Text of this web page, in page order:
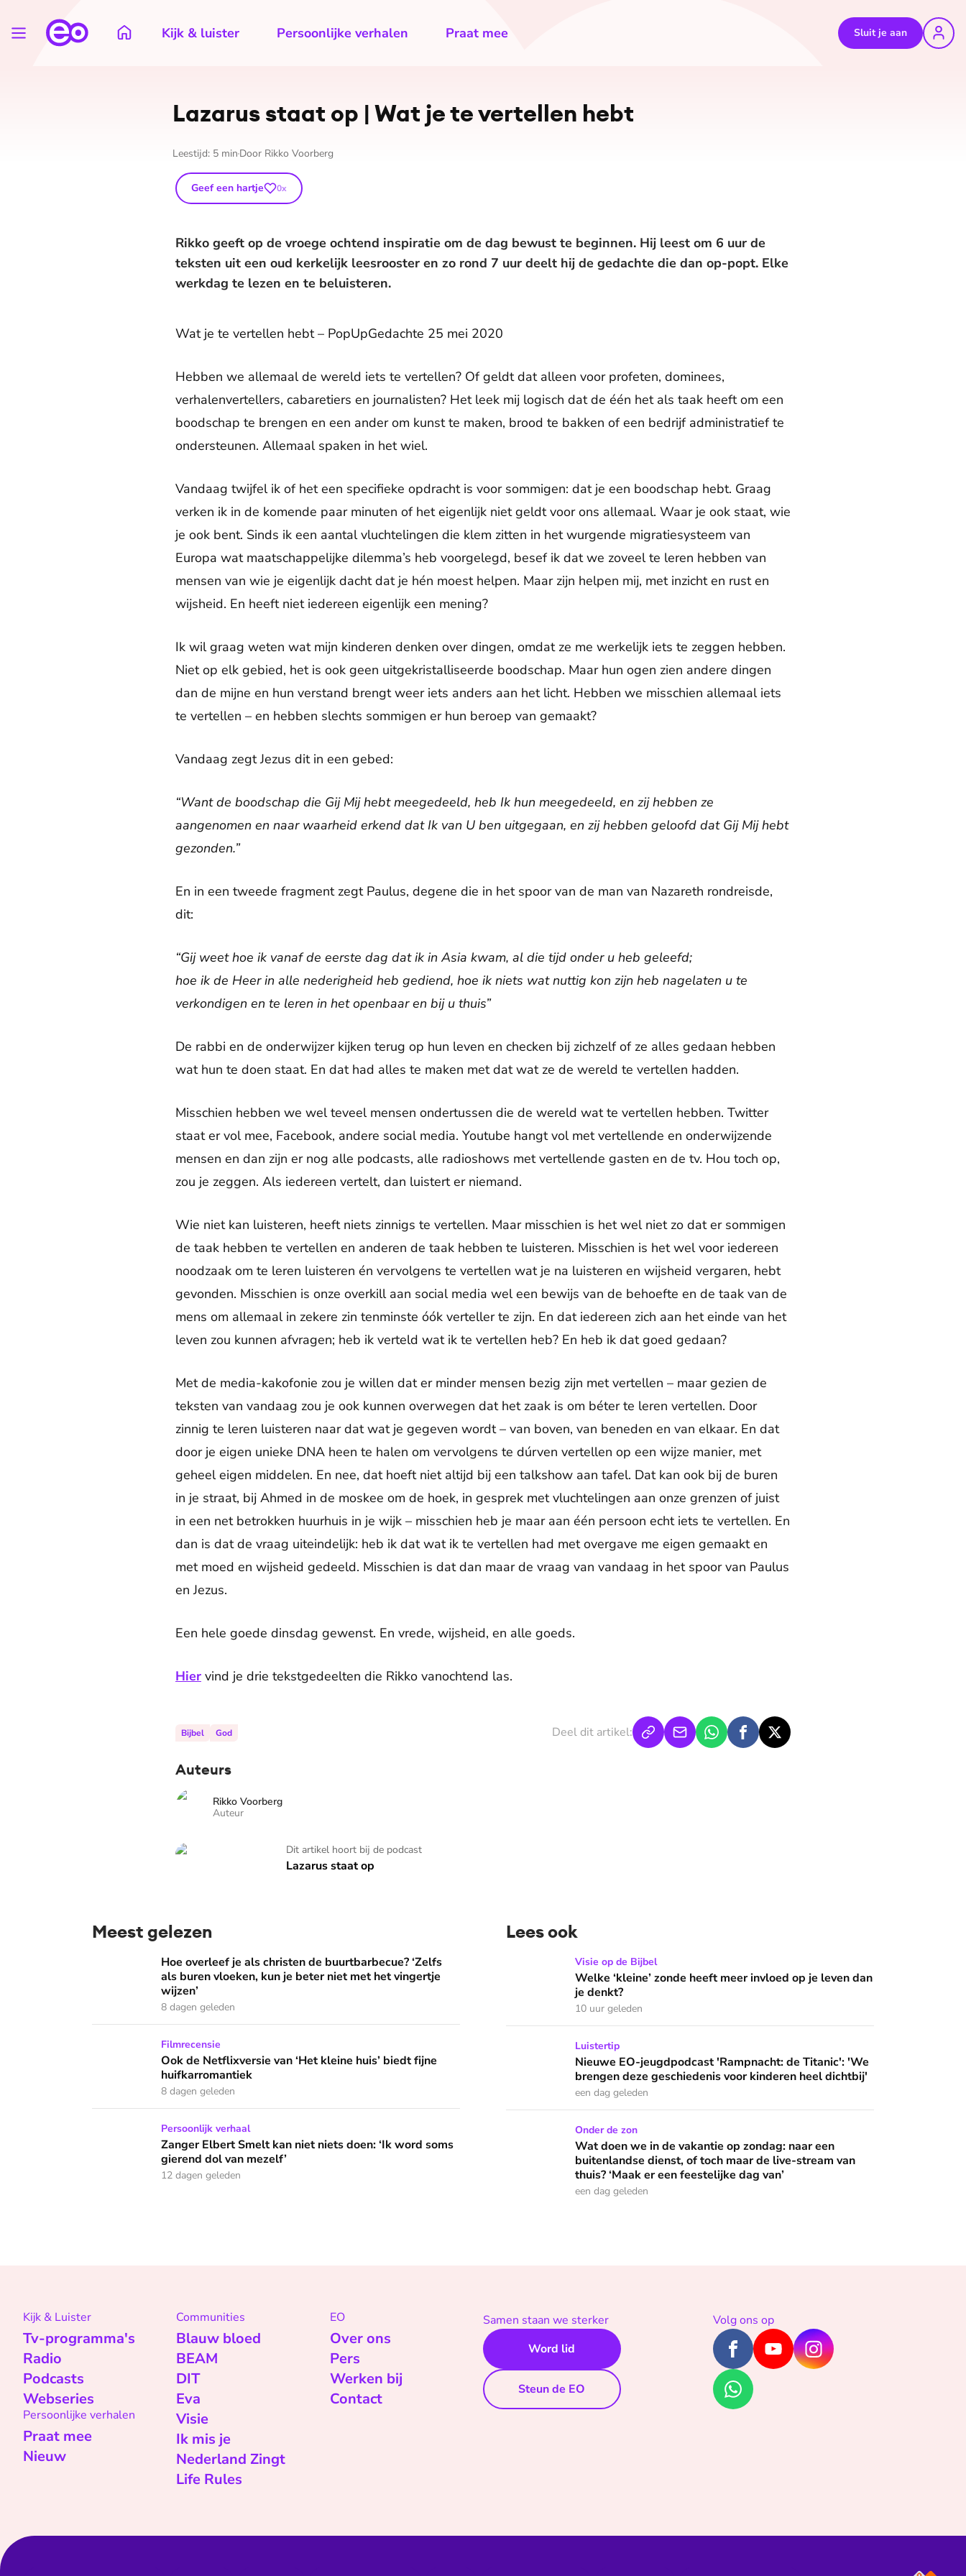
Kijk & luister Persoonlijke verhalen Praat mee Sluit je aan
Lazarus staat op | Wat je te vertellen hebt
Leestijd: 5 min Door Rikko Voorberg
Geef een hartje 0x
Rikko geeft op de vroege ochtend inspiratie om de dag bewust te beginnen. Hij leest om 6 uur de
teksten uit een oud kerkelijk leesrooster en zo rond 7 uur deelt hij de gedachte die dan op-popt. Elke
werkdag te lezen en te beluisteren.
Wat je te vertellen hebt – PopUpGedachte 25 mei 2020
Hebben we allemaal de wereld iets te vertellen? Of geldt dat alleen voor profeten, dominees,
verhalenvertellers, cabaretiers en journalisten? Het leek mij logisch dat de één het als taak heeft om een
boodschap te brengen en een ander om kunst te maken, brood te bakken of een bedrijf administratief te
ondersteunen. Allemaal spaken in het wiel.
Vandaag twijfel ik of het een specifieke opdracht is voor sommigen: dat je een boodschap hebt. Graag
verken ik in de komende paar minuten of het eigenlijk niet geldt voor ons allemaal. Waar je ook staat, wie
je ook bent. Sinds ik een aantal vluchtelingen die klem zitten in het wurgende migratiesysteem van
Europa wat maatschappelijke dilemma’s heb voorgelegd, besef ik dat we zoveel te leren hebben van
mensen van wie je eigenlijk dacht dat je hén moest helpen. Maar zijn helpen mij, met inzicht en rust en
wijsheid. En heeft niet iedereen eigenlijk een mening?
Ik wil graag weten wat mijn kinderen denken over dingen, omdat ze me werkelijk iets te zeggen hebben.
Niet op elk gebied, het is ook geen uitgekristalliseerde boodschap. Maar hun ogen zien andere dingen
dan de mijne en hun verstand brengt weer iets anders aan het licht. Hebben we misschien allemaal iets
te vertellen – en hebben slechts sommigen er hun beroep van gemaakt?
Vandaag zegt Jezus dit in een gebed:
“Want de boodschap die Gij Mij hebt meegedeeld, heb Ik hun meege­deeld, en zij hebben ze
aangenomen en naar waarheid erkend dat Ik van U ben uitgegaan, en zij hebben geloofd dat Gij Mij hebt
gezonden.”
En in een tweede fragment zegt Paulus, degene die in het spoor van de man van Nazareth rondreisde,
dit:
“Gij weet hoe ik vanaf de eerste dag dat ik in Asia kwam, al die tijd onder u heb geleefd;
hoe ik de Heer in alle nederigheid heb gediend, hoe ik niets wat nuttig kon zijn heb nagela­ten u te
verkondigen en te leren in het openbaar en bij u thuis”
De rabbi en de onderwijzer kijken terug op hun leven en checken bij zichzelf of ze alles gedaan hebben
wat hun te doen staat. En dat had alles te maken met dat wat ze de wereld te vertellen hadden.
Misschien hebben we wel teveel mensen ondertussen die de wereld wat te vertellen hebben. Twitter
staat er vol mee, Facebook, andere social media. Youtube hangt vol met vertellende en onderwijzende
mensen en dan zijn er nog alle podcasts, alle radioshows met vertellende gasten en de tv. Hou toch op,
zou je zeggen. Als iedereen vertelt, dan luistert er niemand.
Wie niet kan luisteren, heeft niets zinnigs te vertellen. Maar misschien is het wel niet zo dat er sommigen
de taak hebben te vertellen en anderen de taak hebben te luisteren. Misschien is het wel voor iedereen
noodzaak om te leren luisteren én vervolgens te vertellen wat je na luisteren en wijsheid vergaren, hebt
gevonden. Misschien is onze overkill aan social media wel een bewijs van de behoefte en de taak van de
mens om allemaal in zekere zin tenminste óók verteller te zijn. En dat iedereen zich aan het einde van het
leven zou kunnen afvragen; heb ik verteld wat ik te vertellen heb? En heb ik dat goed gedaan?
Met de media-kakofonie zou je willen dat er minder mensen bezig zijn met vertellen – maar gezien de
teksten van vandaag zou je ook kunnen overwegen dat het zaak is om béter te leren vertellen. Door
zinnig te leren luisteren naar dat wat je gegeven wordt – van boven, van beneden en van elkaar. En dat
door je eigen unieke DNA heen te halen om vervolgens te dúrven vertellen op een wijze manier, met
geheel eigen middelen. En nee, dat hoeft niet altijd bij een talkshow aan tafel. Dat kan ook bij de buren
in je straat, bij Ahmed in de moskee om de hoek, in gesprek met vluchtelingen aan onze grenzen of juist
in een net betrokken huurhuis in je wijk – misschien heb je maar aan één persoon echt iets te vertellen. En
dan is dat de vraag uiteindelijk: heb ik dat wat ik te vertellen had met overgave me eigen gemaakt en
met moed en wijsheid gedeeld. Misschien is dat dan maar de vraag van vandaag in het spoor van Paulus
en Jezus.
Een hele goede dinsdag gewenst. En vrede, wijsheid, en alle goeds.
Hier vind je drie tekstgedeelten die Rikko vanochtend las.
Bijbel God Deel dit artikel:
Auteurs
Rikko Voorberg
Auteur
Dit artikel hoort bij de podcast
Lazarus staat op
Lazarus staat op
Meest gelezen
Hoe overleef je als christen de buurtbarbecue? ‘Zelfs als buren vloeken, kun je beter niet met het vingertje wijzen’
Hoe overleef je als christen de buurtbarbecue? ‘Zelfs
als buren vloeken, kun je beter niet met het vingertje
wijzen’
8 dagen geleden
Ook de Netflixversie van ‘Het kleine huis’ biedt fijne huifkarromantiek
Filmrecensie
Ook de Netflixversie van ‘Het kleine huis’ biedt fijne
huifkarromantiek
8 dagen geleden
Zanger Elbert Smelt kan niet niets doen: ‘Ik word soms gierend dol van mezelf’
Persoonlijk verhaal
Zanger Elbert Smelt kan niet niets doen: ‘Ik word soms
gierend dol van mezelf’
12 dagen geleden
Lees ook
Welke ‘kleine’ zonde heeft meer invloed op je leven dan je denkt?
Visie op de Bijbel
Welke ‘kleine’ zonde heeft meer invloed op je leven dan
je denkt?
10 uur geleden
Nieuwe EO-jeugdpodcast 'Rampnacht: de Titanic': 'We brengen deze geschiedenis voor
Luistertip
Nieuwe EO-jeugdpodcast 'Rampnacht: de Titanic': 'We
brengen deze geschiedenis voor kinderen heel dichtbij'
een dag geleden
Wat doen we in de vakantie op zondag: naar een buitenlandse dienst, of toch maar de
Onder de zon
Wat doen we in de vakantie op zondag: naar een
buitenlandse dienst, of toch maar de live-stream van
thuis? ‘Maak er een feestelijke dag van’
een dag geleden
Kijk & Luister
Tv-programma's
Radio
Podcasts
Webseries
Persoonlijke verhalen
Praat mee
Nieuw
Communities
Blauw bloed
BEAM
DIT
Eva
Visie
Ik mis je
Nederland Zingt
Life Rules
EO
Over ons
Pers
Werken bij
Contact
Samen staan we sterker
Word lid
Steun de EO
Volg ons op